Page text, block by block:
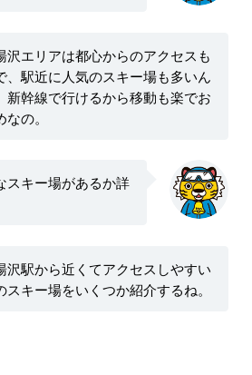
沢エリアは都心からのアクセスも
、駅近に人気のスキー場も多いん
新幹線で行けるから移動も楽でお
の。
スキー場があるか詳
沢駅から近くてアクセスしやすい
スキー場をいくつか紹介するね。